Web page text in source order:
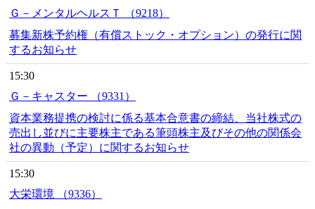
Ｇ－メンタルヘルスＴ （9218）
募集新株予約権（有償ストック・オプション）の発行に関
するお知らせ
15:30
Ｇ－キャスター （9331）
資本業務提携の検討に係る基本合意書の締結、当社株式の
売出し並びに主要株主である筆頭株主及びその他の関係会
社の異動（予定）に関するお知らせ
15:30
大栄環境 （9336）